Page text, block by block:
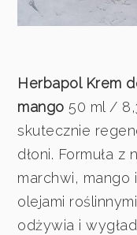
Herbapol Krem
mango 50 ml /
skutecznie
dłoni. Formuła
marchwi, mango
olejami
odżywia i